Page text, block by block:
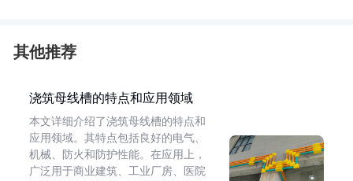
其他推荐
浇筑母线槽的特点和应用领域
本文详细介绍了浇筑母线槽的特点和
应用领域。其特点包括良好的电气、
机械、防火和防护性能。在应用上，
广泛用于商业建筑、工业厂房、医院